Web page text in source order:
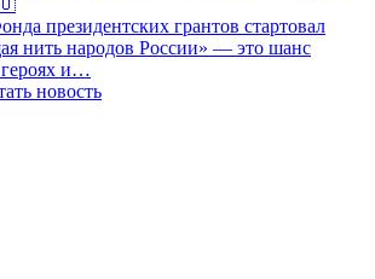
президентских грантов стартовал
нить народов России» — это шанс
героях и…
новость